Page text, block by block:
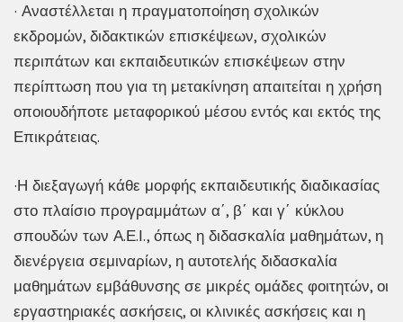
· Αναστέλλεται η πραγματοποίηση σχολικών
εκδρομών, διδακτικών επισκέψεων, σχολικών
περιπάτων και εκπαιδευτικών επισκέψεων στην
περίπτωση που για τη μετακίνηση απαιτείται η χρήση
οποιουδήποτε μεταφορικού μέσου εντός και εκτός της
Επικράτειας.
·Η διεξαγωγή κάθε μορφής εκπαιδευτικής διαδικασίας
στο πλαίσιο προγραμμάτων α΄, β΄ και γ΄ κύκλου
σπουδών των Α.Ε.Ι., όπως η διδασκαλία μαθημάτων, η
διενέργεια σεμιναρίων, η αυτοτελής διδασκαλία
μαθημάτων εμβάθυνσης σε μικρές ομάδες φοιτητών, οι
εργαστηριακές ασκήσεις, οι κλινικές ασκήσεις και η